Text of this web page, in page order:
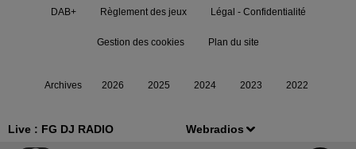
Live : FG DJ RADIO Webradios
DAB+ Règlement des jeux Légal - Confidentialité
Gestion des cookies Plan du site
Archives 2026 2025 2024 2023 2022